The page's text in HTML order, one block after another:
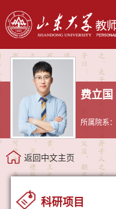
费立国
所属院系
返回中文主页
科研项目